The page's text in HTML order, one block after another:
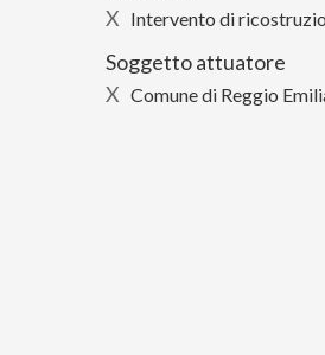
X Intervento di
Soggetto attuatore
X Comune di Reggio